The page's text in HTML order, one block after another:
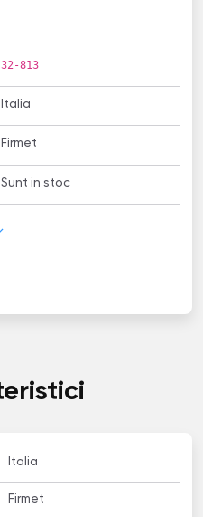
32-813
Italia
Firmet
Sunt in stoc
Italia
Firmet